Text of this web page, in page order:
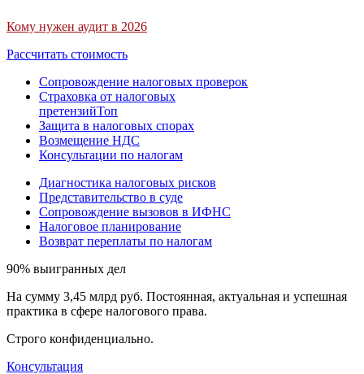
Кому нужен аудит в 2026
Рассчитать стоимость
Сопровождение налоговых проверок
Страховка от налоговых
претензийТоп
Защита в налоговых спорах
Возмещение НДС
Консультации по налогам
Диагностика налоговых рисков
Представительство в суде
Сопровождение вызовов в ИФНС
Налоговое планирование
Возврат переплаты по налогам
90% выигранных дел
На сумму 3,45 млрд руб. Постоянная, актуальная и успешная
практика в сфере налогового права.
Строго конфиденциально.
Консультация